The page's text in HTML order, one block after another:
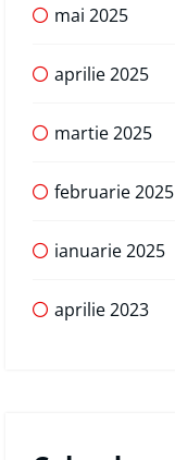
mai 2025
aprilie 2025
martie 2025
februarie 2025
ianuarie 2025
aprilie 2023